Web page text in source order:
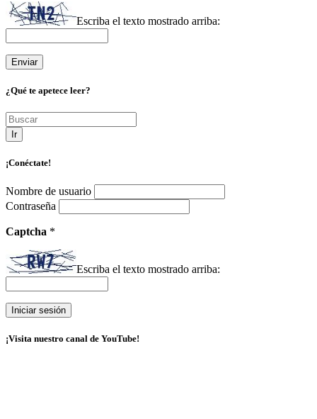
Escriba el texto mostrado arriba:
¿Qué te apetece leer?
Ir
¡Conéctate!
Nombre de usuario
Contraseña
Captcha *
Escriba el texto mostrado arriba:
¡Visita nuestro canal de YouTube!